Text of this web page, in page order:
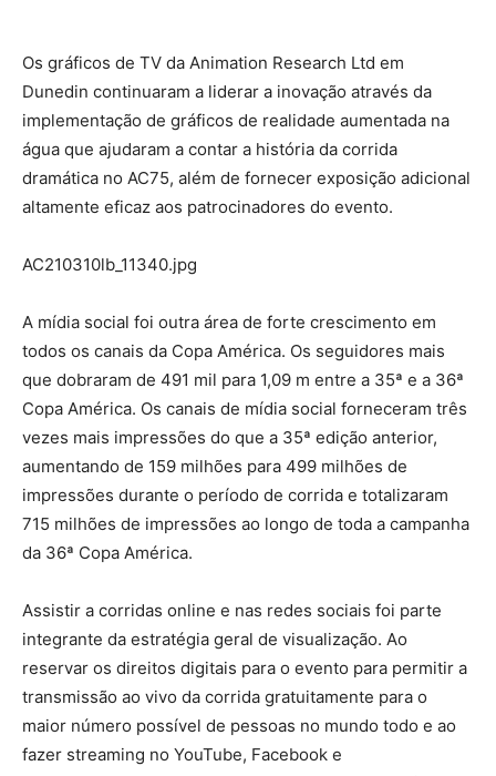
Os gráficos de TV da Animation Research Ltd em
Dunedin continuaram a liderar a inovação através da
implementação de gráficos de realidade aumentada na
água que ajudaram a contar a história da corrida
dramática no AC75, além de fornecer exposição adicional
altamente eficaz aos patrocinadores do evento.
AC210310lb_11340.jpg
A mídia social foi outra área de forte crescimento em
todos os canais da Copa América. Os seguidores mais
que dobraram de 491 mil para 1,09 m entre a 35ª e a 36ª
Copa América. Os canais de mídia social forneceram três
vezes mais impressões do que a 35ª edição anterior,
aumentando de 159 milhões para 499 milhões de
impressões durante o período de corrida e totalizaram
715 milhões de impressões ao longo de toda a campanha
da 36ª Copa América.
Assistir a corridas online e nas redes sociais foi parte
integrante da estratégia geral de visualização. Ao
reservar os direitos digitais para o evento para permitir a
transmissão ao vivo da corrida gratuitamente para o
maior número possível de pessoas no mundo todo e ao
fazer streaming no YouTube, Facebook e